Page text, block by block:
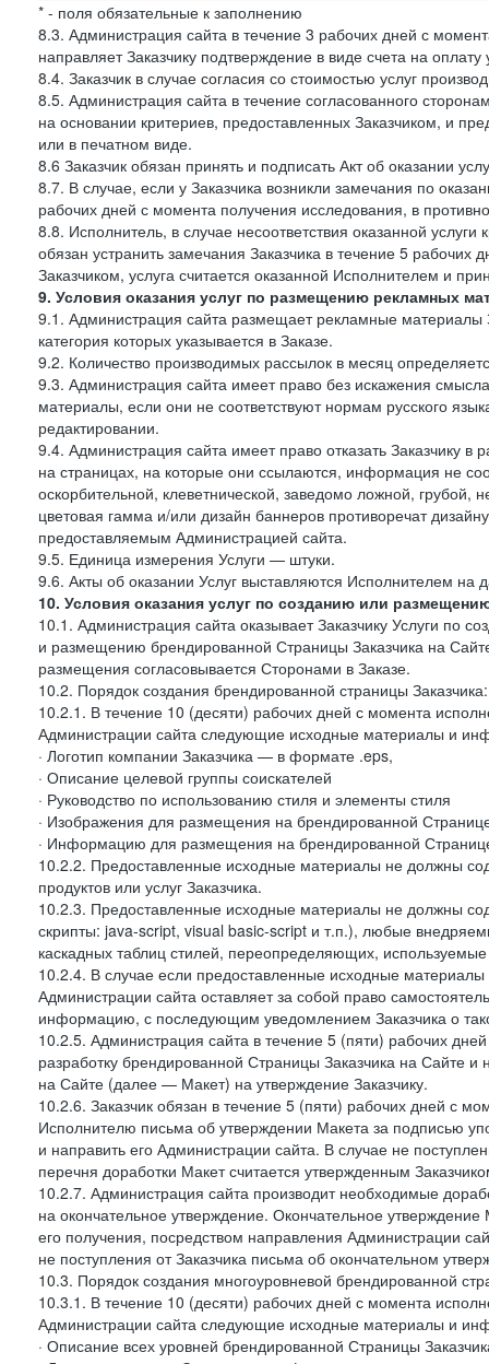
* - поля обязательные к заполнению
8.3. Администрация сайта в течение 3 рабочих дней с
направляет Заказчику подтверждение в виде счета на оплату
8.4. Заказчик в случае согласия со стоимостью услуг
8.5. Администрация сайта в течение согласованного
на основании критериев, предоставленных Заказчиком, и
или в печатном виде.
8.6 Заказчик обязан принять и подписать Акт об оказании
8.7. В случае, если у Заказчика возникли замечания по
рабочих дней с момента получения исследования, в
8.8. Исполнитель, в случае несоответствия оказанной
обязан устранить замечания Заказчика в течение 5 рабочих
Заказчиком, услуга считается оказанной Исполнителем и
9. Условия оказания услуг по размещению рекламных
9.1. Администрация сайта размещает рекламные материалы
категория которых указывается в Заказе.
9.2. Количество производимых рассылок в месяц
9.3. Администрация сайта имеет право без искажения
материалы, если они не соответствуют нормам русского
редактировании.
9.4. Администрация сайта имеет право отказать
на страницах, на которые они ссылаются, информация не
оскорбительной, клеветнической, заведомо ложной,
цветовая гамма и/или дизайн баннеров противоречат
предоставляемым Администрацией сайта.
9.5. Единица измерения Услуги — штуки.
9.6. Акты об оказании Услуг выставляются Исполнителем на
10. Условия оказания услуг по созданию или
10.1. Администрация сайта оказывает Заказчику Услуги по
и размещению брендированной Страницы Заказчика на
размещения согласовывается Сторонами в Заказе.
10.2. Порядок создания брендированной страницы Заказчика:
10.2.1. В течение 10 (десяти) рабочих дней с момента
Администрации сайта следующие исходные материалы и
· Логотип компании Заказчика — в формате .eps,
· Описание целевой группы соискателей
· Руководство по использованию стиля и элементы стиля
· Изображения для размещения на брендированной
· Информацию для размещения на брендированной
10.2.2. Предоставленные исходные материалы не должны
продуктов или услуг Заказчика.
10.2.3. Предоставленные исходные материалы не должны
скрипты: java-script, visual basic-script и т.п.), любые
каскадных таблиц стилей, переопределяющих,
10.2.4. В случае если предоставленные исходные
Администрации сайта оставляет за собой право
информацию, с последующим уведомлением Заказчика о
10.2.5. Администрация сайта в течение 5 (пяти) рабочих
разработку брендированной Страницы Заказчика на Сайте
на Сайте (далее — Макет) на утверждение Заказчику.
10.2.6. Заказчик обязан в течение 5 (пяти) рабочих дней с
Исполнителю письма об утверждении Макета за подписью
и направить его Администрации сайта. В случае не
перечня доработки Макет считается утвержденным
10.2.7. Администрация сайта производит необходимые
на окончательное утверждение. Окончательное
его получения, посредством направления Администрации
не поступления от Заказчика письма об окончательном
10.3. Порядок создания многоуровневой брендированной
10.3.1. В течение 10 (десяти) рабочих дней с момента
Администрации сайта следующие исходные материалы и
· Описание всех уровней брендированной Страницы